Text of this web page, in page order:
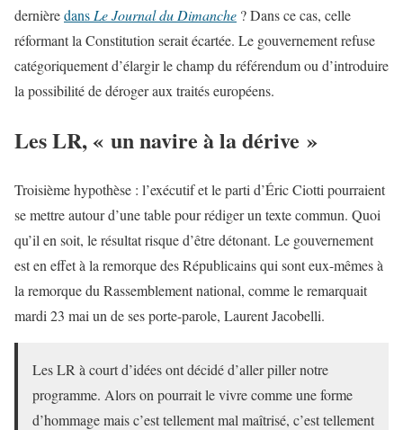
dernièredans Le Journal du Dimanche ? Dans ce cas, celle
réformant la Constitution serait écartée. Le gouvernement refuse
catégoriquement d’élargir le champ du référendum ou d’introduire
la possibilité de déroger aux traités européens.
Les LR, « un navire à la dérive »
Troisième hypothèse : l’exécutif et le parti d’Éric Ciotti pourraient
se mettre autour d’une table pour rédiger un texte commun. Quoi
qu’il en soit, le résultat risque d’être détonant. Le gouvernement
est en effet à la remorque des Républicains qui sont eux-mêmes à
la remorque du Rassemblement national, comme le remarquait
mardi 23 mai un de ses porte-parole, Laurent Jacobelli.
Les LR à court d’idées ont décidé d’aller piller notre
programme. Alors on pourrait le vivre comme une forme
d’hommage mais c’est tellement mal maîtrisé, c’est tellement